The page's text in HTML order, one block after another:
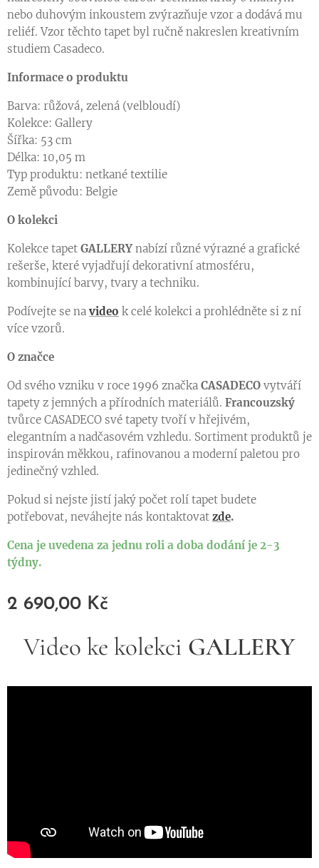
nebo duhovým inkoustem zvýrazňuje vzor a dodává mu
reliéf. Vzor těchto tapet byl ručně nakreslen kreativním
studiem Casadeco.
Informace o produktu
Barva: růžová, zelená (velbloudí)
Kolekce: Gallery
Šířka: 53 cm
Délka: 10,05 m
Typ produktu: netkané textilie
Země původu: Belgie
O kolekci
Kolekce tapet GALLERYnabízí různé výrazné a grafické
rešerše, které vyjadřují dekorativní atmosféru,
kombinující barvy, tvary a techniku.
Podívejte se na video k celé kolekci a prohlédněte si z ní
více vzorů.
O značce
Od svého vzniku v roce 1996 značka CASADECO vytváří
tapety z jemných a přírodních materiálů. Francouzský
tvůrce CASADECO své tapety tvoří v hřejivém,
elegantním a nadčasovém vzhledu. Sortiment produktů je
inspirován měkkou, rafinovanou a moderní paletou pro
jedinečný vzhled.
Pokud si nejste jistí jaký počet rolí tapet budete
potřebovat, neváhejte nás kontaktovat zde.
Cena je uvedena za jednu roli a doba dodání je 2-3
týdny.
2 690,00 Kč
Video ke kolekci GALLERY